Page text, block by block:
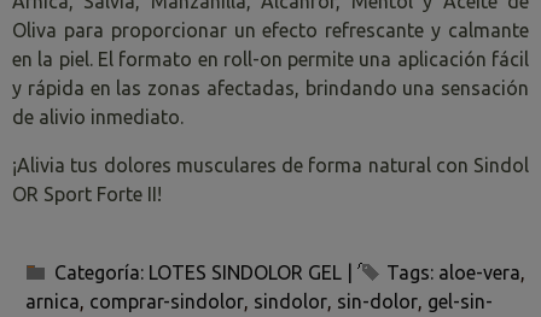
Oliva para proporcionar un efecto refrescante y calmante
en la piel. El formato en roll-on permite una aplicación fácil
y rápida en las zonas afectadas, brindando una sensación
de alivio inmediato.
¡Alivia tus dolores musculares de forma natural con Sindol
OR Sport Forte II!
Categoría: LOTES SINDOLOR GEL Tags: aloe-vera
arnica comprar-sindolor sindolor sin-dolor gel-sin-